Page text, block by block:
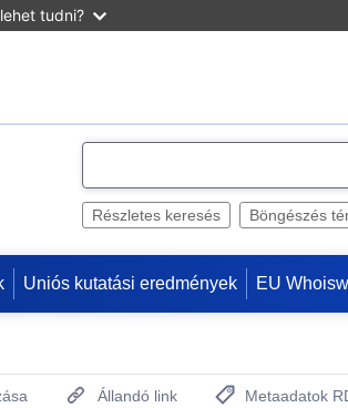
tudni?
e
Részletes keresés Böngészés
Uniós kutatási eredmények EU
Állandó link
Metaadatok